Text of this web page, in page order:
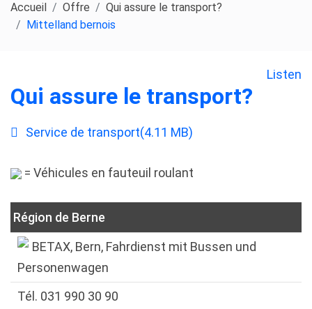
Accueil Offre
Qui assure le transport?
Mittelland bernois
Listen
Qui assure le transport?
pdf
Service de transport(4.11 MB)
= Véhicules en fauteuil roulant
Région de Berne
BETAX, Bern, Fahrdienst mit Bussen und
Personenwagen
Tél. 031 990 30 90